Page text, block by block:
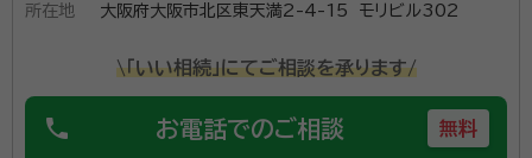
所在地
大阪府大阪市北区東天満2-4-15 モリビル302
\「いい相続」にてご相談を承ります/
phone お電話でのご相談 無料